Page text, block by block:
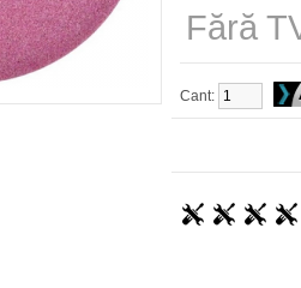
Fără
Cant: